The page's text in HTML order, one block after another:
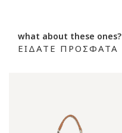
what about these ones?
ΕΙΔΑΤΕ ΠΡΟΣΦΑΤΑ